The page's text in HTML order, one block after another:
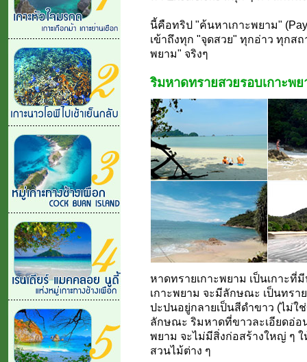
นี้คือทริป "ค้นหาเกาะพยาม"
เข้าถึงทุก "จุดสวย" ทุกอ่าว ทุกส
พยาม" จริงๆ
ริมหาดทรายสวยรอบเกาะพย
หาดทรายเกาะพยาม เป็นเกาะที่
เกาะพยาม จะมีลักษณะ เป็นทรา
ปะปนอยู่กลายเป็นสีดำขาว (ไม่ใ
ลักษณะ ริมหาดที่ขาวละเอียดอ่อ
พยาม จะไม่มีสิ่งก่อสร้างใหญ่ ๆ
สวนไม้ต่าง ๆ